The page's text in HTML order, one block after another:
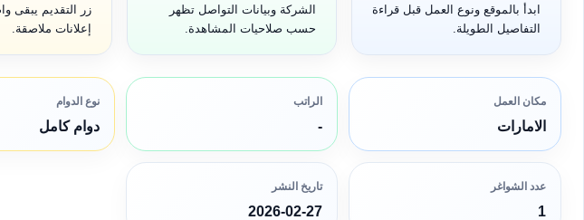
ابدأ بالموقع ونوع العمل قبل قراءة
التفاصيل الطويلة.
الشركة وبيانات التواصل تظهر
حسب صلاحيات المشاهدة.
زر التقديم يبقى
إعلانات ملاصقة.
مكان العمل
الامارات
الراتب
-
نوع الدوام
دوام كامل
عدد الشواغر
1
تاريخ النشر
2026-02-27